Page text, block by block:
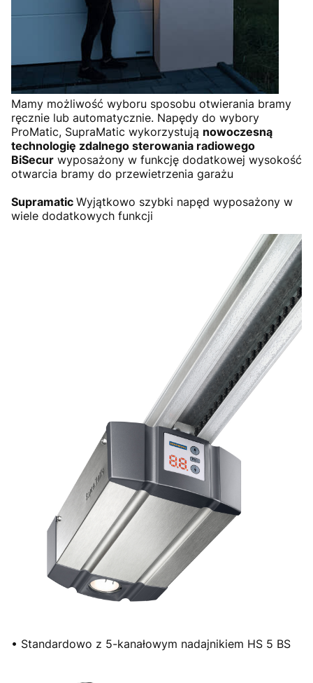
Mamy możliwość wyboru sposobu otwierania bramy
ręcznie lub automatycznie. Napędy do wybory
ProMatic, SupraMatic wykorzystują nowoczesną
technologię zdalnego sterowania radiowego
BiSecur wyposażony w funkcję dodatkowej wysokość
otwarcia bramy do przewietrzenia garażu
Supramatic Wyjątkowo szybki napęd wyposażony w
wiele dodatkowych funkcji
• Standardowo z 5-kanałowym nadajnikiem HS 5 BS